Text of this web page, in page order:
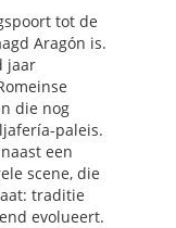
tot de
Aragón is.
jaar
die nog
paleis.
een
scene, die
traditie
evolueert.